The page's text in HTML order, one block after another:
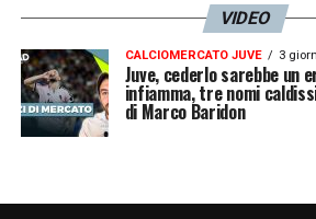
VIDEO
CALCIOMERCATO JUVE 3
Juve, cederlo sarebbe un
infiamma, tre nomi
di Marco Baridon